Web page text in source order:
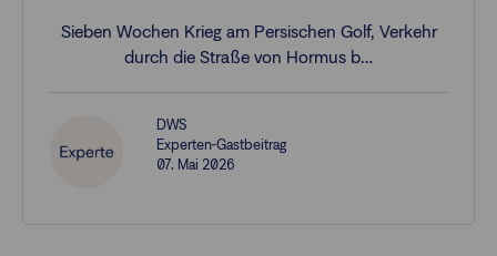
Sieben Wochen Krieg am Persischen Golf, Verkehr
durch die Straße von Hormus b…
DWS
Experten-Gastbeitrag
07. Mai 2026